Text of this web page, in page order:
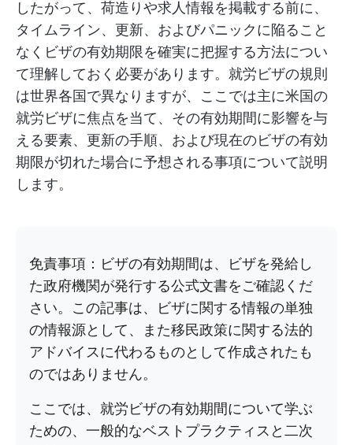
したがって、荷造りや求人情報を掲載する前に、
タイムライン、更新、およびパニックに陥ること
なくビザの有効期限を確実に把握する方法につい
て理解しておく必要があります。就労ビザの規則
は世界各国で異なりますが、ここでは主に米国の
就労ビザに焦点を当て、その有効期間に影響を与
える要素、更新の手順、および現在のビザの有効
期限が切れた場合に予想される事項について説明
します。
免責事項：ビザの有効期間は、ビザを発給し
た政府機関が発行する公式文書をご確認くだ
さい。この記事は、ビザに関する情報の単独
の情報源として、また移民政策に関する法的
アドバイスに代わるものとして作成されたも
のではありません。
ここでは、就労ビザの有効期間について学ぶ
ための、一般的なベストプラクティスと二次